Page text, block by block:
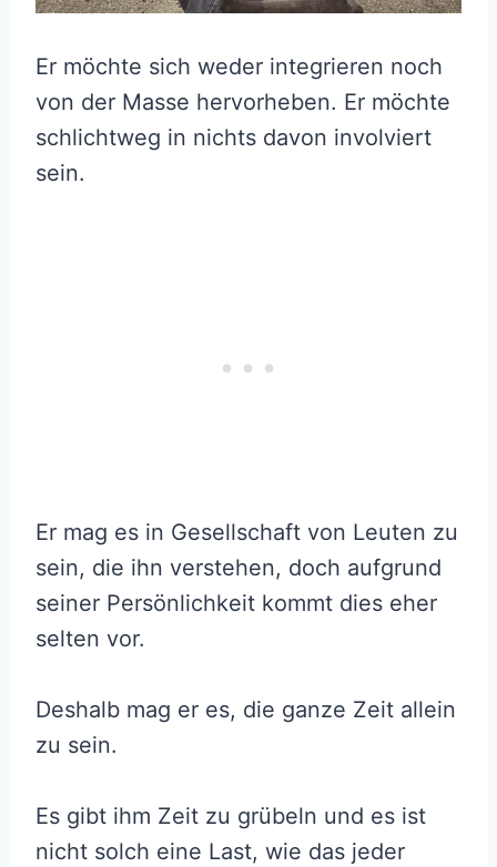
Er möchte sich weder integrieren noch
von der Masse hervorheben. Er möchte
schlichtweg in nichts davon involviert
sein.
Er mag es in Gesellschaft von Leuten zu
sein, die ihn verstehen, doch aufgrund
seiner Persönlichkeit kommt dies eher
selten vor.
Deshalb mag er es, die ganze Zeit allein
zu sein.
Es gibt ihm Zeit zu grübeln und es ist
nicht solch eine Last, wie das jeder